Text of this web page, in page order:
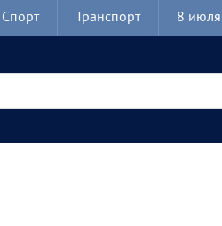
Спорт Транспорт 8 июля